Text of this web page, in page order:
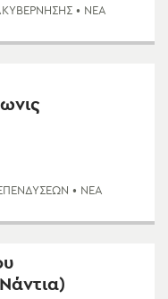
• ΝΈΑ
• ΝΈΑ